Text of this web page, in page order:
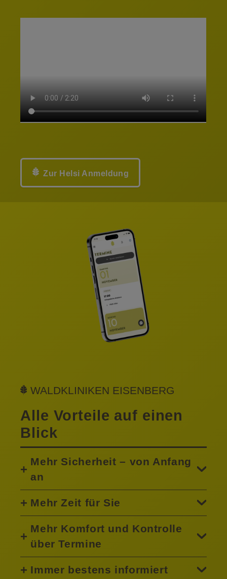
Zur Helsi Anmeldung
WALDKLINIKEN EISENBERG
Alle Vorteile auf einen
Blick
Mehr Sicherheit – von Anfang
an
Mehr Zeit für Sie
Mehr Komfort und Kontrolle
über Termine
Immer bestens informiert